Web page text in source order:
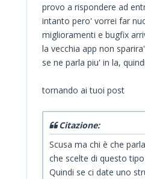
provo a rispondere ad
intanto pero' vorrei far
miglioramenti e bugfix
la vecchia app non
se ne parla piu' in la,
tornando ai tuoi post
Citazione:
Scusa ma chi è che
che scelte di questo
Quindi se ci date uno